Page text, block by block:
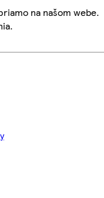
na našom webe.